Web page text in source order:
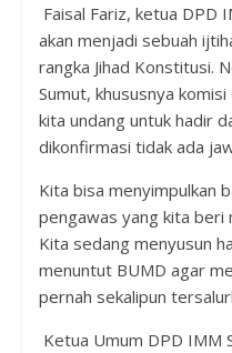
Faisal Fariz, ketua DPD
akan menjadi sebuah
rangka Jihad Konstitusi.
Sumut, khususnya
kita undang untuk hadir
dikonfirmasi tidak ada
Kita bisa menyimpulkan
pengawas yang kita beri
Kita sedang menyusun
menuntut BUMD agar
pernah sekalipun
Ketua Umum DPD IMM